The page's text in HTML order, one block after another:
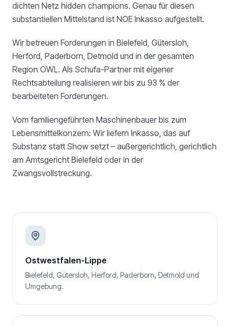
dichten Netz hidden champions. Genau für diesen
substantiellen Mittelstand ist NOE Inkasso aufgestellt.
Wir betreuen Forderungen in Bielefeld, Gütersloh,
Herford, Paderborn, Detmold und in der gesamten
Region OWL. Als Schufa-Partner mit eigener
Rechtsabteilung realisieren wir bis zu 93 % der
bearbeiteten Forderungen.
Vom familiengeführten Maschinenbauer bis zum
Lebensmittelkonzern: Wir liefern Inkasso, das auf
Substanz statt Show setzt – außergerichtlich, gerichtlich
am Amtsgericht Bielefeld oder in der
Zwangsvollstreckung.
Ostwestfalen-Lippe
Bielefeld, Gütersloh, Herford, Paderborn, Detmold und
Umgebung.